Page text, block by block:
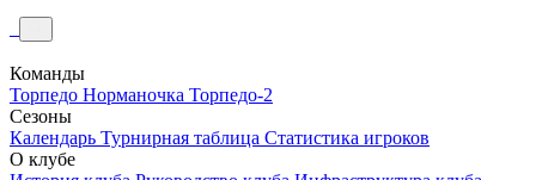
Команды
Торпедо Норманочка Торпедо-2
Сезоны
Календарь Турнирная таблица Статистика игроков
О клубе